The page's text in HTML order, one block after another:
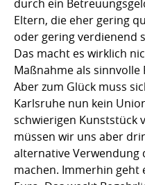
durch ein
Eltern, die eher gering
oder gering verdienend
Das macht es wirklich
Maßnahme als
Aber zum Glück muss
Karlsruhe nun kein
schwierigen Kunststück
müssen wir uns aber
alternative
machen. Immerhin geht